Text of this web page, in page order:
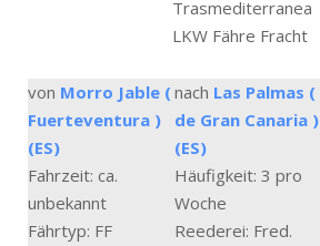
Trasmediterranea
LKW Fähre Fracht
von Morro Jable (
Fuerteventura )
(ES)
nach Las Palmas (
de Gran Canaria )
(ES)
Fahrzeit: ca.
unbekannt
Häufigkeit: 3 pro
Woche
Fährtyp: FF
Reederei: Fred.